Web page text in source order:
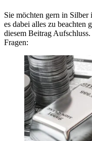
Sie möchten gern in Silber
es dabei alles zu beachten
diesem Beitrag
Fragen: